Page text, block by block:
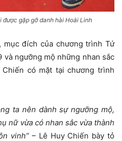
gặp gỡ danh hài Hoài Linh
đích của chương trình Tứ
và ngưỡng mộ những nhan sắc
có mặt tại chương trình
ta nên dành sự ngưỡng mộ,
nữ vừa có nhan sắc vừa thành
vinh” – Lê Huy Chiến bày tỏ